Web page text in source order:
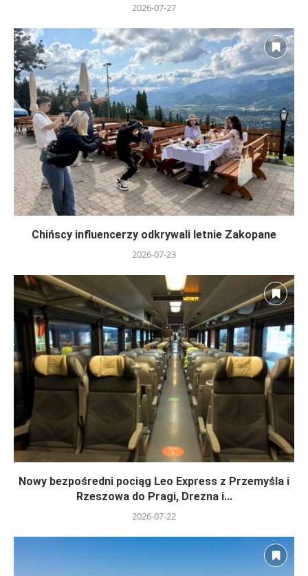
2026-07-27
Chińscy influencerzy odkrywali letnie Zakopane
2026-07-23
Nowy bezpośredni pociąg Leo Express z Przemyśla i
Rzeszowa do Pragi, Drezna i...
2026-07-22